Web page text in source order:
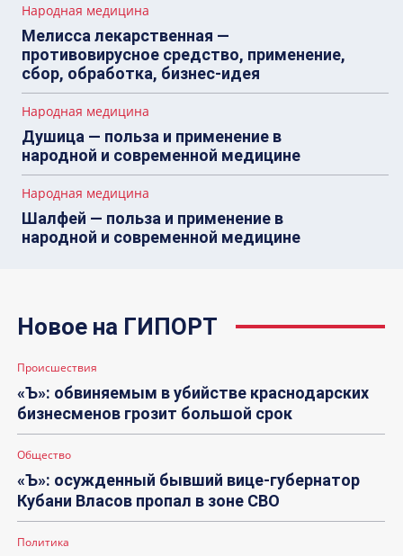
Народная медицина
Мелисса лекарственная —
противовирусное средство, применение,
сбор, обработка, бизнес-идея
Народная медицина
Душица — польза и применение в
народной и современной медицине
Народная медицина
Шалфей — польза и применение в
народной и современной медицине
Новое на ГИПОРТ
Происшествия
«Ъ»: обвиняемым в убийстве краснодарских
бизнесменов грозит большой срок
Общество
«Ъ»: осужденный бывший вице-губернатор
Кубани Власов пропал в зоне СВО
Политика